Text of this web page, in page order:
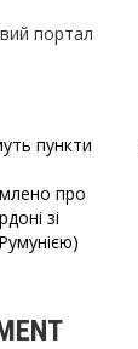
портал
пункти
про
зі